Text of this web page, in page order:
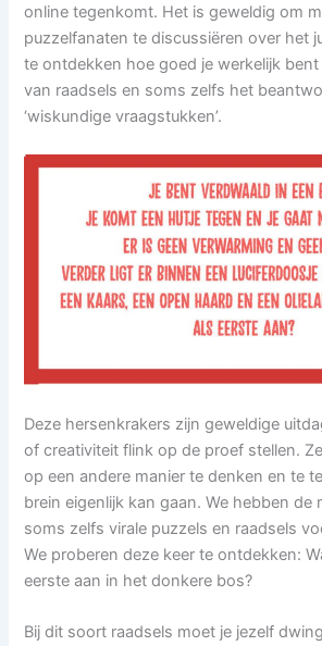
online tegenkomt. Het is geweldig om
puzzelfanaten te discussiëren over het
te ontdekken hoe goed je werkelijk
van raadsels en soms zelfs het
‘wiskundige vraagstukken’.
Deze hersenkrakers zijn geweldige
of creativiteit flink op de proef stellen.
op een andere manier te denken en te
brein eigenlijk kan gaan. We hebben de
soms zelfs virale puzzels en raadsels
We proberen deze keer te ontdekken:
eerste aan in het donkere bos?
Bij dit soort raadsels moet je jezelf